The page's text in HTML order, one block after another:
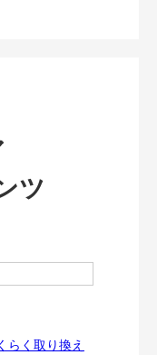
ツ